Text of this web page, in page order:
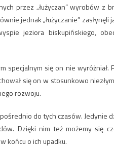
przez „łużyczan” wyrobów z
jednak „łużyczanie”
jeziora biskupińskiego,
specjalnym się on nie wyróżniał.
się on w stosunkowo
rozwoju.
do tych czasów. Jedynie
Dzięki nim też możemy się
końcu o ich upadku.